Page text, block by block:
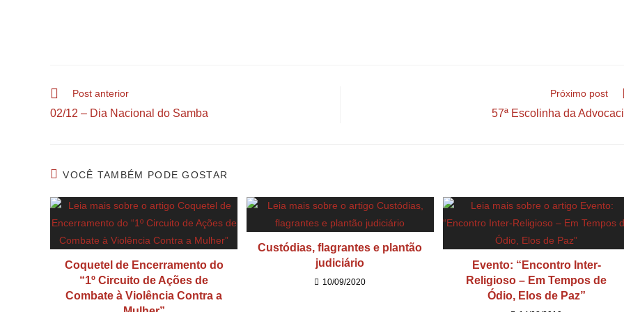
Post anterior
02/12 – Dia Nacional do Samba
Próximo post
57ª Escolinha da
VOCÊ TAMBÉM PODE GOSTAR
Coquetel de Encerramento do
“1º Circuito de Ações de
Combate à Violência Contra a
Custódias, flagrantes e plantão
judiciário
10/09/2020
Evento: “Encontro Inter-
Religioso – Em Tempos de
Ódio, Elos de Paz”